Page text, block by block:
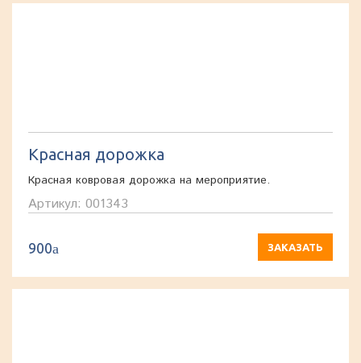
Красная дорожка
Красная ковровая дорожка на мероприятие.
Артикул: 001343
900a ЗАКАЗАТЬ